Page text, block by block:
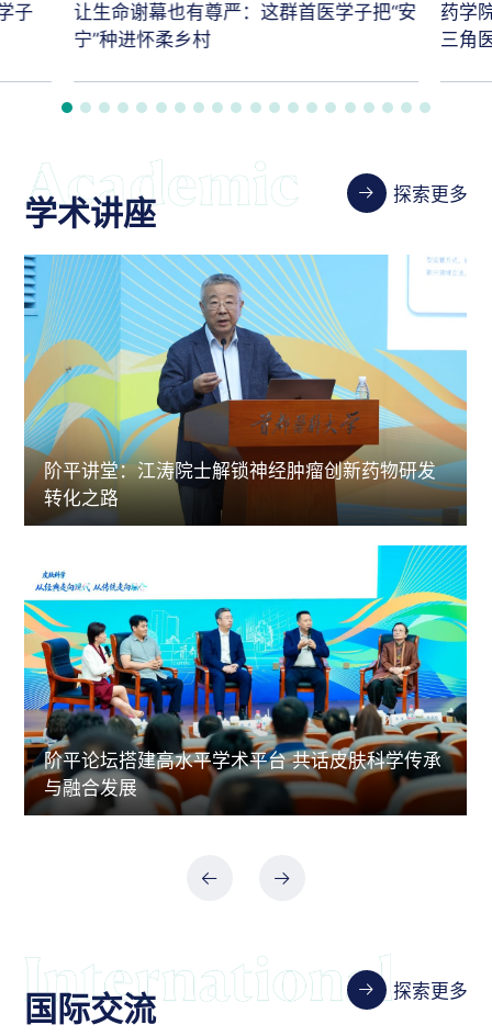
子
让生命谢幕也有尊严：这群首医学子把“安
宁”种进怀柔乡村
药学
三角
学术讲座 探索更多
阶平讲堂：江涛院士解锁神经肿瘤创新药物研发
转化之路
阶平论坛搭建高水平学术平台 共话皮肤科学传承
与融合发展
国际交流 探索更多